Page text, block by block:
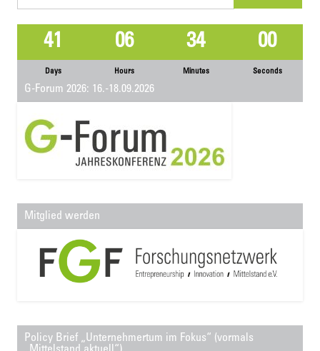
41
Days
06
Hours
34
Minutes
00
Seconds
G-Forum 2026: 16.-18.09.2026
Mitglied werden
Policy Brief „Unternehmertum im Fokus“ (vormals